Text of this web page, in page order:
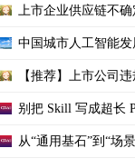
上市企业供应链不
中国城市人工智能发
【推荐】上市公司
别把 Skill 写成超长
从“通用基石”到“场